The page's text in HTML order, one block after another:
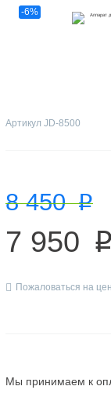
-6%
Артикул JD-8500
8 450 p
7 950 p
Пожаловаться на
Мы принимаем к